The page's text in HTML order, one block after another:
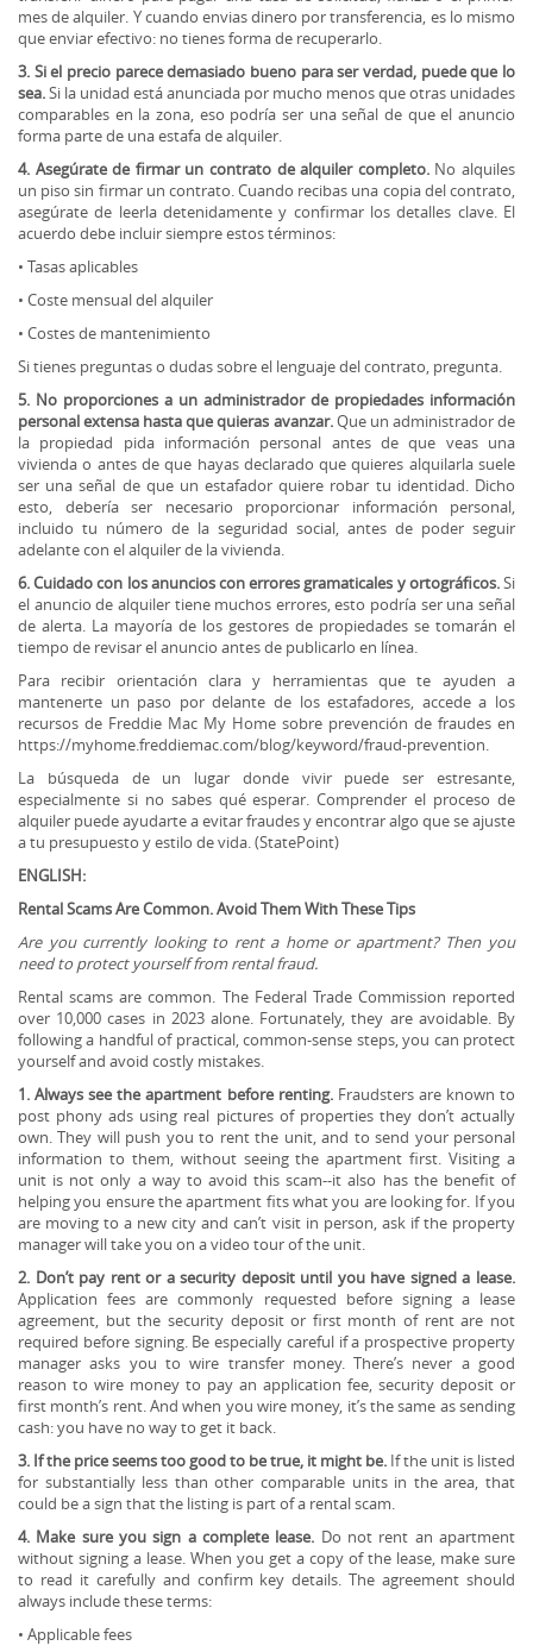
mes de alquiler. Y cuando envias dinero por transferencia, es lo mismo
que enviar efectivo: no tienes forma de recuperarlo.
3. Si el precio parece demasiado bueno para ser verdad, puede que lo
sea.Si la unidad está anunciada por mucho menos que otras unidades
comparables en la zona, eso podría ser una señal de que el anuncio
forma parte de una estafa de alquiler.
4. Asegúrate de firmar un contrato de alquiler completo.No alquiles
un piso sin firmar un contrato. Cuando recibas una copia del contrato,
asegúrate de leerla detenidamente y confirmar los detalles clave. El
acuerdo debe incluir siempre estos términos:
• Tasas aplicables
• Coste mensual del alquiler
• Costes de mantenimiento
Si tienes preguntas o dudas sobre el lenguaje del contrato, pregunta.
5. No proporciones a un administrador de propiedades información
personal extensa hasta que quieras avanzar.Que un administrador de
la propiedad pida información personal antes de que veas una
vivienda o antes de que hayas declarado que quieres alquilarla suele
ser una señal de que un estafador quiere robar tu identidad. Dicho
esto, debería ser necesario proporcionar información personal,
incluido tu número de la seguridad social, antes de poder seguir
adelante con el alquiler de la vivienda.
6. Cuidado con los anuncios con errores gramaticales y ortográficos.Si
el anuncio de alquiler tiene muchos errores, esto podría ser una señal
de alerta. La mayoría de los gestores de propiedades se tomarán el
tiempo de revisar el anuncio antes de publicarlo en línea.
Para recibir orientación clara y herramientas que te ayuden a
mantenerte un paso por delante de los estafadores, accede a los
recursos de Freddie Mac My Home sobre prevención de fraudes en
https://myhome.freddiemac.com/blog/keyword/fraud-prevention.
La búsqueda de un lugar donde vivir puede ser estresante,
especialmente si no sabes qué esperar. Comprender el proceso de
alquiler puede ayudarte a evitar fraudes y encontrar algo que se ajuste
a tu presupuesto y estilo de vida. (StatePoint)
ENGLISH:
Rental Scams Are Common. Avoid Them With These Tips
Are you currently looking to rent a home or apartment? Then you
need to protect yourself from rental fraud.
Rental scams are common. The Federal Trade Commission reported
over 10,000 cases in 2023 alone. Fortunately, they are avoidable. By
following a handful of practical, common-sense steps, you can protect
yourself and avoid costly mistakes.
1. Always see the apartment before renting.Fraudsters are known to
post phony ads using real pictures of properties they don’t actually
own. They will push you to rent the unit, and to send your personal
information to them, without seeing the apartment first. Visiting a
unit is not only a way to avoid this scam--it also has the benefit of
helping you ensure the apartment fits what you are looking for. If you
are moving to a new city and can’t visit in person, ask if the property
manager will take you on a video tour of the unit.
2. Don’t pay rent or a security deposit until you have signed a lease.
Application fees are commonly requested before signing a lease
agreement, but the security deposit or first month of rent are not
required before signing. Be especially careful if a prospective property
manager asks you to wire transfer money. There’s never a good
reason to wire money to pay an application fee, security deposit or
first month’s rent. And when you wire money, it’s the same as sending
cash: you have no way to get it back.
3. If the price seems too good to be true, it might be. If the unit is listed
for substantially less than other comparable units in the area, that
could be a sign that the listing is part of a rental scam.
4. Make sure you sign a complete lease. Do not rent an apartment
without signing a lease. When you get a copy of the lease, make sure
to read it carefully and confirm key details. The agreement should
always include these terms:
• Applicable fees